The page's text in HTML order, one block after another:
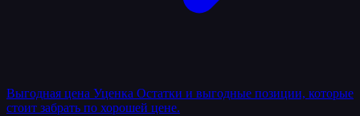
Выгодная цена Уценка Остатки и выгодные позиции, которые
стоит забрать по хорошей цене.